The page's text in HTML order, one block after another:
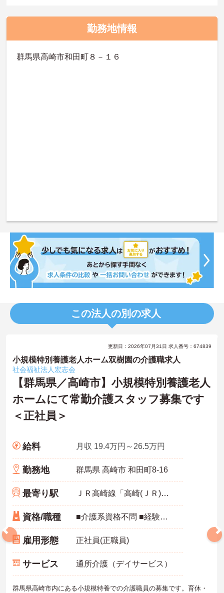
勤務地情報
群馬県高崎市和田町８－１６
この法人の別の求人
更新日：2026年07月31日 求人番号：674839
小規模特別養護老人ホーム双樹園の介護職求人
社会福祉法人宏志会
【群馬県／高崎市】小規模特別養護老人
ホームにて常勤介護スタッフ募集です
＜正社員＞
給料 月収 19.4万円～26.5万円
勤務地 群馬県 高崎市 和田町8-16
最寄り駅 ＪＲ高崎線「高崎(ＪＲ)駅」徒歩7分
資格/職種 ■介護系資格不問 ■経験不問 ※介護職員初任者研修（ホームヘルパー2級）以上あれば尚可
雇用形態 正社員(正職員)
サービス 通所介護（デイサービス）
群馬県高崎市内にある小規模特養での介護職員の募集です。育休・